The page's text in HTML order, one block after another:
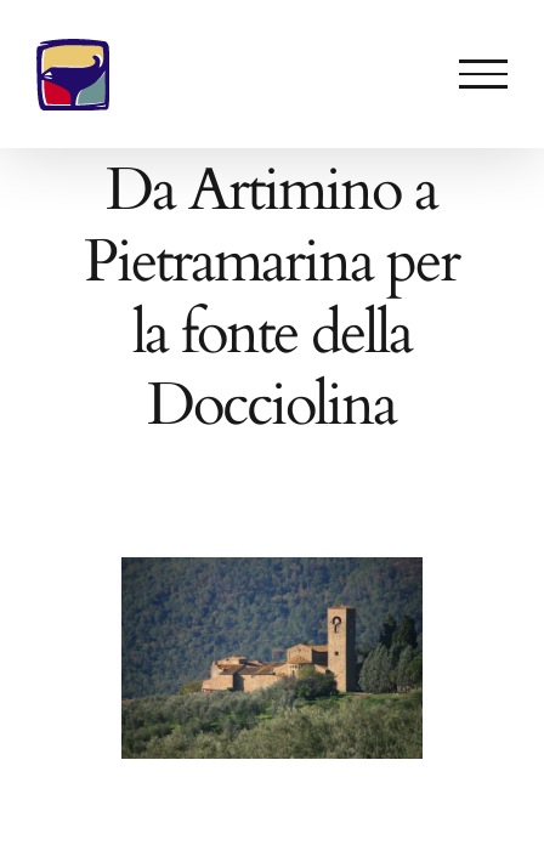
content
Da Artimino a
Pietramarina per
la fonte della
Docciolina